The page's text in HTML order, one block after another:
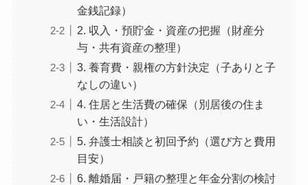
金銭記録）
2. 収入・預貯金・資産の把握（財産分
与・共有資産の整理）
3. 養育費・親権の方針決定（子ありと子
なしの違い）
4. 住居と生活費の確保（別居後の住ま
い・生活設計）
5. 弁護士相談と初回予約（選び方と費用
目安）
6. 離婚届・戸籍の整理と年金分割の検討